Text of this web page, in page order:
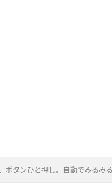
ボタンひと押し。自動でみるみ